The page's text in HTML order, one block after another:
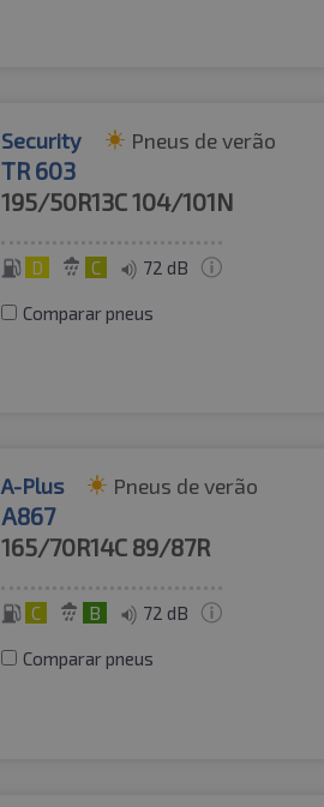
Security Pneus de verão
TR 603
195/50R13C104/101N
D C 72 dB
Comparar pneus
A-Plus Pneus de verão
A867
165/70R14C 89/87R
C B 72 dB
Comparar pneus